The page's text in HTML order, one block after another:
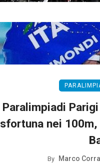
Paralimpiadi
sfortuna nei 100m,
By Marco